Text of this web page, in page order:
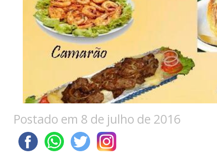
Postado em 8 de julho de 2016